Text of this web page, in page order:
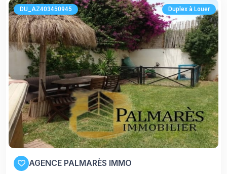
DU_AZ403450945 Duplex à Louer
AGENCE PALMARÈS IMMO